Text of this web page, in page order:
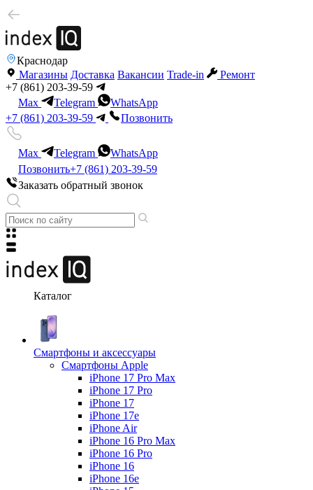
Краснодар
Магазины Доставка Вакансии Trade-in
Ремонт
+7 (861) 203-39-59
Max
Telegram
WhatsApp
+7 (861) 203-39-59
Позвонить
Max Telegram
WhatsApp
Позвонить+7 (861) 203-39-59
Заказать обратный звонок
Каталог
Смартфоны и аксессуары
Смартфоны Apple
iPhone 17 Pro Max
iPhone 17 Pro
iPhone 17
iPhone 17e
iPhone Air
iPhone 16 Pro Max
iPhone 16 Pro
iPhone 16
iPhone 16e